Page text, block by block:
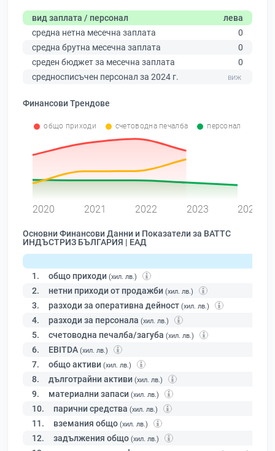
вид заплата / персонал
лева
средна нетна месечна заплата
0
средна брутна месечна заплата
0
среден бюджет за месечна заплата
0
средносписъчен персонал за 2024 г.
Финансови Трендове
общо приходи счетоводна печалба персонал
2020 2021 2022 2023 2024
Основни Финансови Данни и Показатели за ВАТТС
ИНДЪСТРИЗ БЪЛГАРИЯ | ЕАД
1. общо приходи (хил. лв.)
2. нетни приходи от продажби (хил. лв.)
3. разходи за оперативна дейност (хил. лв.)
4. разходи за персонала (хил. лв.)
5. счетоводна печалба/загуба (хил. лв.)
6. EBITDA (хил. лв.)
7. общо активи (хил. лв.)
8. дълготрайни активи (хил. лв.)
9. материални запаси (хил. лв.)
10. парични средства (хил. лв.)
11. вземания общо (хил. лв.)
12. задължения общо (хил. лв.)